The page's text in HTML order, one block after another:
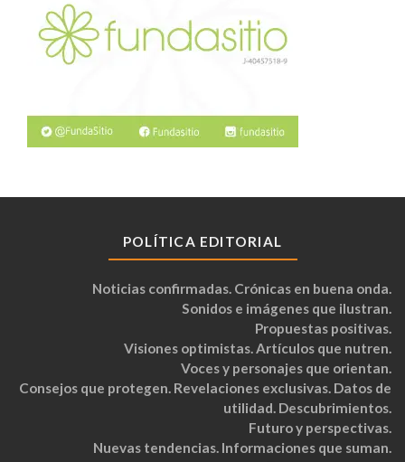
POLÍTICA EDITORIAL
Noticias confirmadas. Crónicas en buena onda.
Sonidos e imágenes que ilustran.
Propuestas positivas.
Visiones optimistas. Artículos que nutren.
Voces y personajes que orientan.
Consejos que protegen. Revelaciones exclusivas. Datos de
utilidad. Descubrimientos.
Futuro y perspectivas.
Nuevas tendencias. Informaciones que suman.